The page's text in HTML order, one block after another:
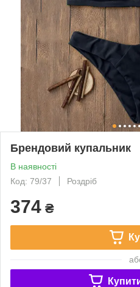
Брендовий купальник
В наявності
Код: 79/37
Роздріб
374 ₴